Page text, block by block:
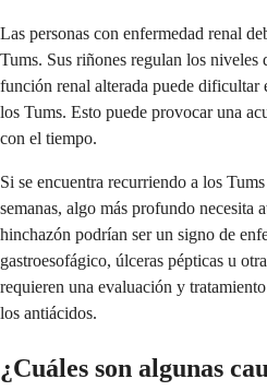
Las personas con enfermedad renal
Tums. Sus riñones regulan los niveles
función renal alterada puede dificultar
los Tums. Esto puede provocar una
con el tiempo.
Si se encuentra recurriendo a los
semanas, algo más profundo necesita
hinchazón podrían ser un signo de
gastroesofágico, úlceras pépticas u
requieren una evaluación y
los antiácidos.
¿Cuáles son algunas